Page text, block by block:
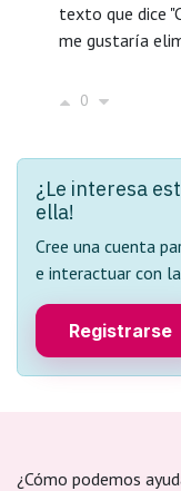
texto que dice
me gustaría
0
¿Le interesa
ella!
Cree una cuenta
e interactuar con
Registrarse
¿Cómo podemos